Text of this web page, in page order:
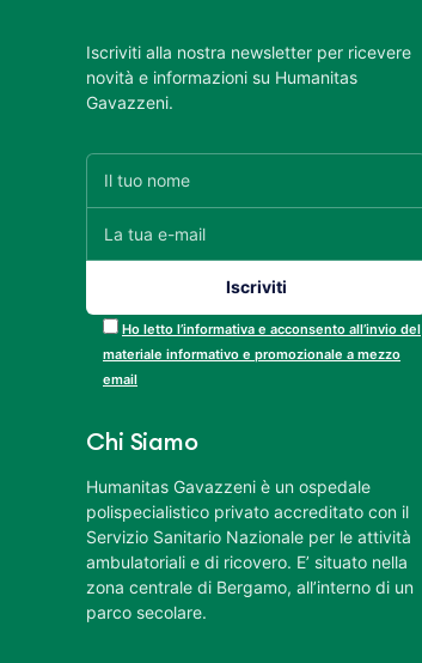
Iscriviti alla nostra newsletter per ricevere
novità e informazioni su Humanitas
Gavazzeni.
Ho letto l’informativa e acconsento all’invio del
materiale informativo e promozionale a mezzo
email
Chi Siamo
Humanitas Gavazzeni è un ospedale
polispecialistico privato accreditato con il
Servizio Sanitario Nazionale per le attività
ambulatoriali e di ricovero. E’ situato nella
zona centrale di Bergamo, all’interno di un
parco secolare.